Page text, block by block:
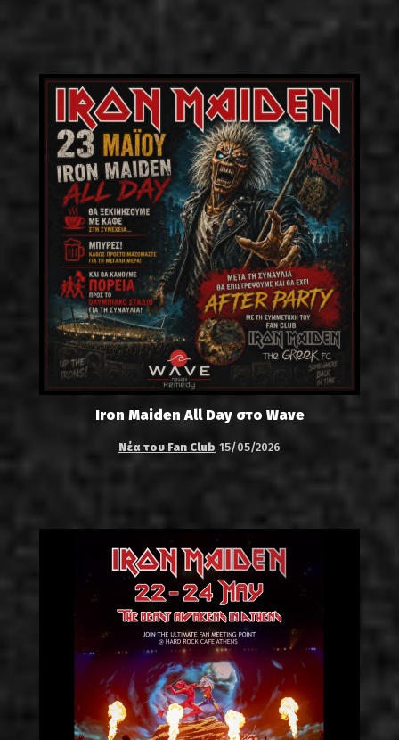
Iron Maiden All Day στο Wave
Νέα του Fan Club 15/05/2026